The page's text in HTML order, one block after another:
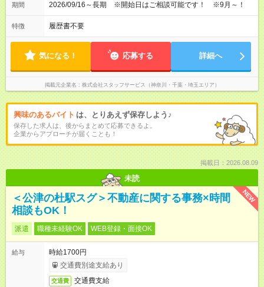
期間 2026/09/16～長期 ※開始日はご相談可能です！ ※9月～！
特徴 履歴書不要
気になる！ 応募する 詳細へ
掲載元企業名 株式会社スタッフサービス（神奈川・千葉・埼玉エリア）
興味のあるバイト は、とりあえず保存しよう♪
保存した求人は、後からまとめて応募できるよ。
企業からアプローチが届くことも！
掲載日：2026.08.09
未読
NEW
＜公津の杜駅スグ＞不動産に関する事務×時間
相談もOK！
派遣 職種未経験OK WEB登録・面接OK
給与
時給1700円
交通費別途支給あり
交通費 交通費支給